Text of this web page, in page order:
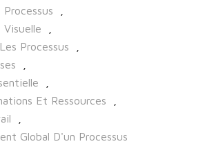
Visuelle
Processus
Et Ressources
Global D'un Processus